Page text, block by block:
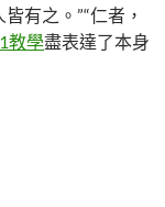
有之。”“仁者，
教學盡表達了本身